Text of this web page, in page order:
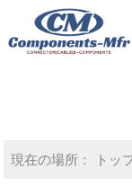
現在の場所： トッ